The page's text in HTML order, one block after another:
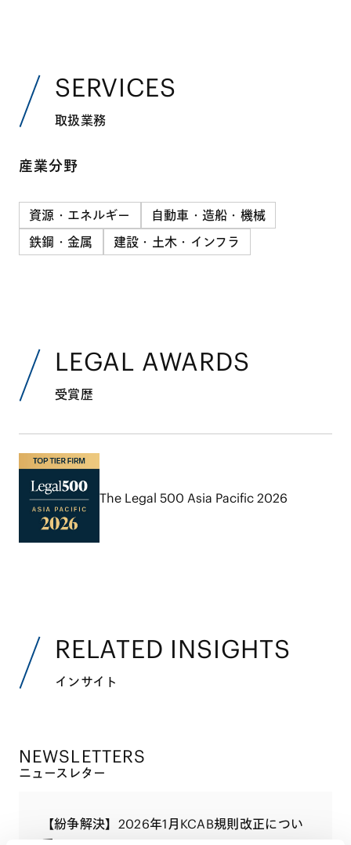
SERVICES
取扱業務
産業分野
資源・エネルギー
自動車・造船・機械
鉄鋼・金属
建設・土木・インフラ
LEGAL AWARDS
受賞歴
The Legal 500 Asia Pacific 2026
RELATED INSIGHTS
インサイト
NEWSLETTERS
ニュースレター
【紛争解決】2026年1月KCAB規則改正につい